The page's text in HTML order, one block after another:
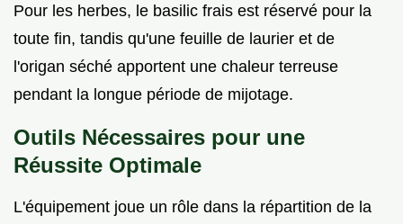
Pour les herbes, le basilic frais est réservé pour la
toute fin, tandis qu'une feuille de laurier et de
l'origan séché apportent une chaleur terreuse
pendant la longue période de mijotage.
Outils Nécessaires pour une
Réussite Optimale
L'équipement joue un rôle dans la répartition de la